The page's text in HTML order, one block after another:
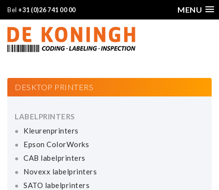
MENU
Bel +31 (0)26 741 00 00
DESKTOP PRINTERS
LABELPRINTERS
Kleurenprinters
Epson ColorWorks
CAB labelprinters
Novexx labelprinters
SATO labelprinters